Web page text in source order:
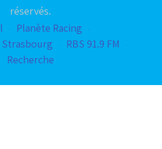
réservés.
Planète Racing
Strasbourg
RBS 91.9 FM
Recherche